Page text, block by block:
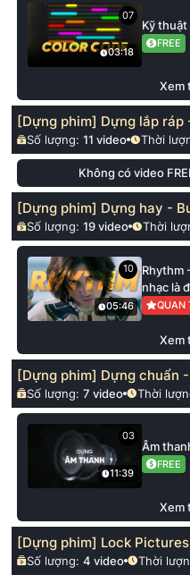
07
03:18
Kỹ
FREE
Xem
[Dựng phim] Dựng lắp ráp
Số lượng:11 video Thời
Không có video
[Dựng phim] Dựng hay -
Số lượng:19 video Thời
10
05:46
Rhythm
nhạc là
QUAN
Xem
[Dựng phim] Dựng chuẩn
Số lượng:7 video Thời
03
11:39
Âm
FREE
Xem
[Dựng phim] Lock Pictures
Số lượng:4 video Thời